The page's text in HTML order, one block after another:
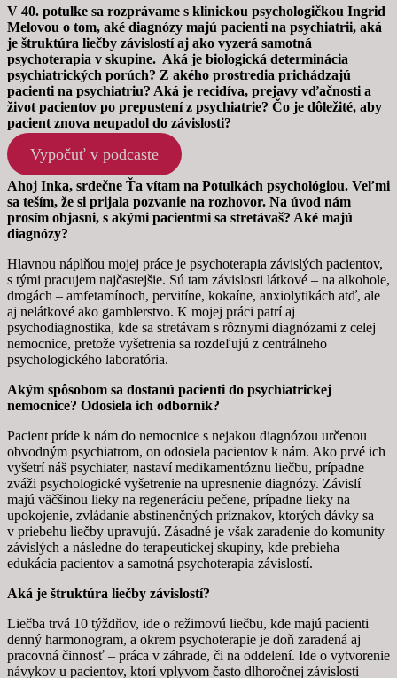
V 40. potulke sa rozprávame s klinickou psychologičkou Ingrid
Melovou o tom, aké diagnózy majú pacienti na psychiatrii, aká
je štruktúra liečby závislostí aj ako vyzerá samotná
psychoterapia v skupine. Aká je biologická determinácia
psychiatrických porúch? Z akého prostredia prichádzajú
pacienti na psychiatriu? Aká je recidíva, prejavy vďačnosti a
život pacientov po prepustení z psychiatrie? Čo je dôležité, aby
pacient znova neupadol do závislosti?
Vypočuť v podcaste
Ahoj Inka, srdečne Ťa vítam na Potulkách psychológiou. Veľmi
sa teším, že si prijala pozvanie na rozhovor. Na úvod nám
prosím objasni, s akými pacientmi sa stretávaš? Aké majú
diagnózy?
Hlavnou náplňou mojej práce je psychoterapia závislých pacientov,
s tými pracujem najčastejšie. Sú tam závislosti látkové – na alkohole,
drogách – amfetamínoch, pervitíne, kokaíne, anxiolytikách atď, ale
aj nelátkové ako gamblerstvo. K mojej práci patrí aj
psychodiagnostika, kde sa stretávam s rôznymi diagnózami z celej
nemocnice, pretože vyšetrenia sa rozdeľujú z centrálneho
psychologického laboratória.
Akým spôsobom sa dostanú pacienti do psychiatrickej
nemocnice? Odosiela ich odborník?
Pacient príde k nám do nemocnice s nejakou diagnózou určenou
obvodným psychiatrom, on odosiela pacientov k nám. Ako prvé ich
vyšetrí náš psychiater, nastaví medikamentóznu liečbu, prípadne
zváži psychologické vyšetrenie na upresnenie diagnózy. Závislí
majú väčšinou lieky na regeneráciu pečene, prípadne lieky na
upokojenie, zvládanie abstinenčných príznakov, ktorých dávky sa
v priebehu liečby upravujú. Zásadné je však zaradenie do komunity
závislých a následne do terapeutickej skupiny, kde prebieha
edukácia pacientov a samotná psychoterapia závislostí.
Aká je štruktúra liečby závislostí?
Liečba trvá 10 týždňov, ide o režimovú liečbu, kde majú pacienti
denný harmonogram, a okrem psychoterapie je doň zaradená aj
pracovná činnosť – práca v záhrade, či na oddelení. Ide o vytvorenie
návykov u pacientov, ktorí vplyvom často dlhoročnej závislosti
Aby sme
mohli
zlepšiť
funkčnosť
a štruktúru
webovej
stránky na
základe
spôsobu
používania
webovej
stránky.
Používateľská
spokojnosť
Aby naša
stránka počas
vašej návštevy
fungovala čo
najlepšie. Ak
tieto súbory
cookie
odmietnete,
niektoré
webovej
stránky zmiznú.
Marketing
Zdieľaním
svojich
záujmov a
správania
počas návštevy
našej stránky
zvyšujete šancu
na zobrazenie
kvalitnejšie
prispôsobeného